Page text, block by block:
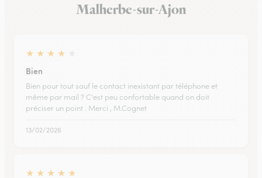
Malherbe-sur-Ajon
★ ★ ★ ★
Bien
Bien pour tout sauf le contact inexistant par téléphone et
même par mail ? C'est peu confortable quand on doit
préciser un point . Merci , M.Cognet
13/02/2026
★ ★ ★ ★ ★